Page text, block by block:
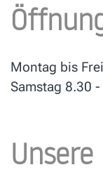
Montag bis
Samstag 8.30